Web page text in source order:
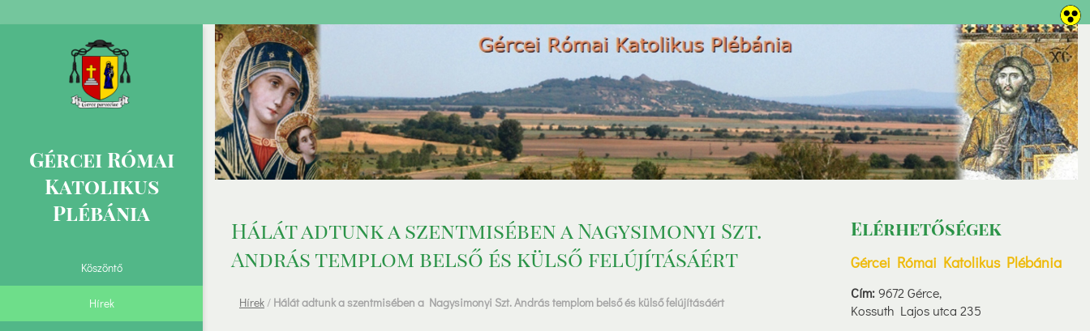
Gércei Római
Katolikus
Plébánia
Köszöntő
Hírek
Elérhetőségek
Gércei Római Katolikus Plébánia
Cím:9672 Gérce,
Kossuth Lajos utca 235
Hálát adtunk a szentmisében a Nagysimonyi Szt.
András templom belső és külső felújításáért
Hírek/ Hálát adtunk a szentmisében a Nagysimonyi Szt. András templom belső és külső felújításáért